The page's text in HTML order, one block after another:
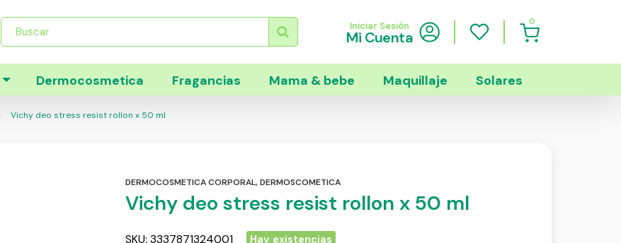
Búsqueda
productos
Iniciar Sesión
Mi Cuenta
0
Dermocosmetica Fragancias Mama & bebe Maquillaje Solares
Vichy deo stress resist rollon x 50 ml
DERMOCOSMETICA CORPORAL,DERMOSCOMETICA
Vichy deo stress resist rollon x 50 ml
SKU: 3337871324001 Hay existencias